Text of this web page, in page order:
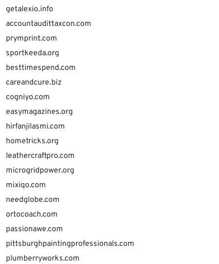
getalexio.info
accountaudittaxcon.com
prymprint.com
sportkeeda.org
besttimespend.com
careandcure.biz
cogniyo.com
easymagazines.org
hirfanjilasmi.com
hometricks.org
leathercraftpro.com
microgridpower.org
mixiqo.com
needglobe.com
ortocoach.com
passionawe.com
pittsburghpaintingprofessionals.com
plumberryworks.com